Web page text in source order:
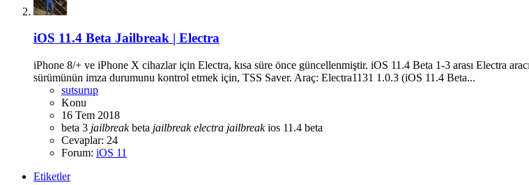
iOS 11.4 Beta Jailbreak | Electra
iPhone 8/+ ve iPhone X cihazlar için Electra, kısa süre önce güncellenmiştir. iOS 11.4 Beta 1-3 arası Electra
sürümünün imza durumunu kontrol etmek için, TSS Saver. Araç: Electra1131 1.0.3 (iOS 11.4 Beta...
sutsurup
Konu
16 Tem 2018
beta 3 jailbreak beta jailbreak electra jailbreak ios 11.4 beta
Cevaplar: 24
Forum: iOS 11
Etiketler